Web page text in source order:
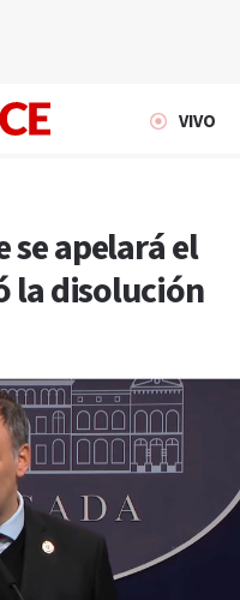
VIVO
se apelará el
la disolución